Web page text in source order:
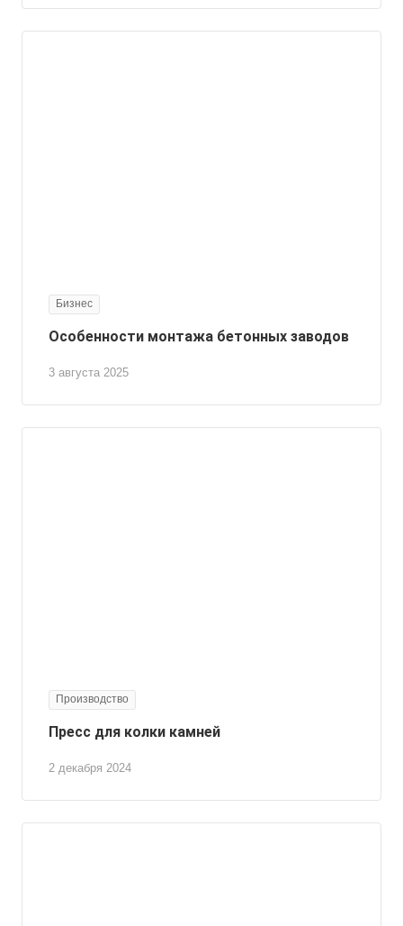
Бизнес
3 августа 2025
Особенности монтажа бетонных заводов
Производство
2 декабря 2024
Пресс для колки камней